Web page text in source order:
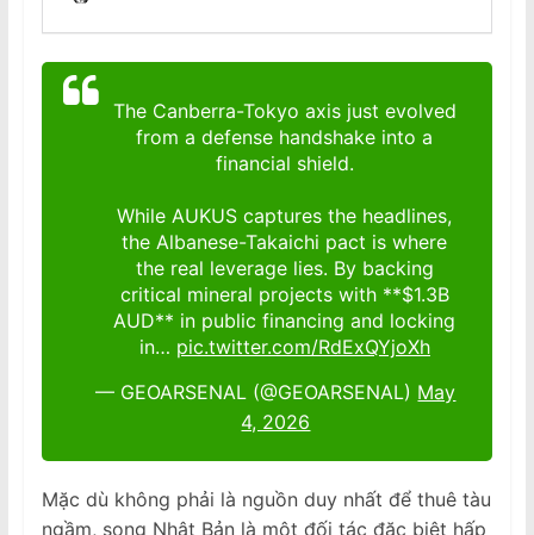
The Canberra-Tokyo axis just evolved
from a defense handshake into a
financial shield.
While AUKUS captures the headlines,
the Albanese-Takaichi pact is where
the real leverage lies. By backing
critical mineral projects with **$1.3B
AUD** in public financing and locking
in… pic.twitter.com/RdExQYjoXh
— GEOARSENAL (@GEOARSENAL) May
4, 2026
Mặc dù không phải là nguồn duy nhất để thuê tàu
ngầm, song Nhật Bản là một đối tác đặc biệt hấp